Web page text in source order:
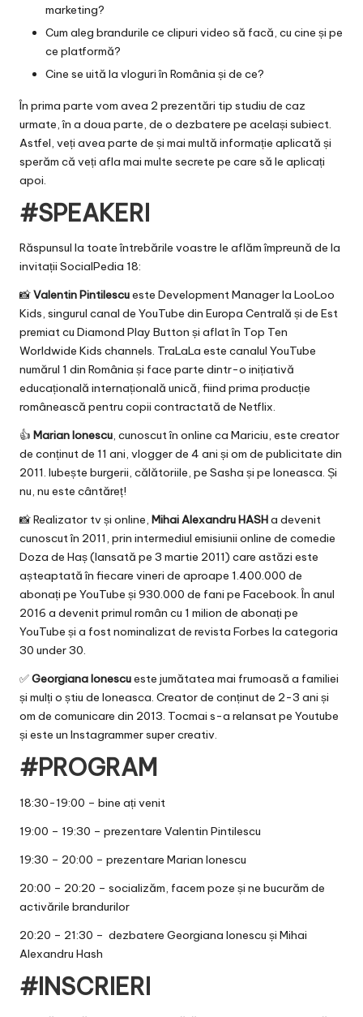
marketing?
Cum aleg brandurile ce clipuri video să facă, cu cine și pe
ce platformă?
Cine se uită la vloguri în România și de ce?
În prima parte vom avea 2 prezentări tip studiu de caz
urmate, în a doua parte, de o dezbatere pe același subiect.
Astfel, veți avea parte de și mai multă informație aplicată și
sperăm că veți afla mai multe secrete pe care să le aplicați
apoi.
#SPEAKERI
Răspunsul la toate întrebările voastre le aflăm împreună de la
invitații SocialPedia 18:
📸Valentin Pintilescueste Development Manager la LooLoo
Kids, singurul canal de YouTube din Europa Centrală și de Est
premiat cu Diamond Play Button și aflat în Top Ten
Worldwide Kids channels. TraLaLa este canalul YouTube
numărul 1 din România și face parte dintr-o inițiativă
educațională internațională unică, fiind prima producție
românească pentru copii contractată de Netflix.
👍 Marian Ionescu, cunoscut în online ca Mariciu, este creator
de conținut de 11 ani, vlogger de 4 ani și om de publicitate din
2011. Iubește burgerii, călătoriile, pe Sasha și pe Ioneasca. Și
nu, nu este cântăreț!
📸 Realizator tv și online, Mihai Alexandru HASHa devenit
cunoscut în 2011, prin intermediul emisiunii online de comedie
Doza de Haș (lansată pe 3 martie 2011) care astăzi este
așteaptată în fiecare vineri de aproape 1.400.000 de
abonați pe YouTube și 930.000 de fani pe Facebook. În anul
2016 a devenit primul român cu 1 milion de abonați pe
YouTube și a fost nominalizat de revista Forbes la categoria
30 under 30.
✅Georgiana Ionescueste jumătatea mai frumoasă a familiei
și mulți o știu de Ioneasca. Creator de conținut de 2-3 ani și
om de comunicare din 2013. Tocmai s-a relansat pe Youtube
și este un Instagrammer super creativ.
#PROGRAM
18:30-19:00 – bine ați venit
19:00 – 19:30 – prezentare Valentin Pintilescu
19:30 – 20:00 – prezentare Marian Ionescu
20:00 – 20:20 – socializăm, facem poze și ne bucurăm de
activările brandurilor
20:20 – 21:30 – dezbatere Georgiana Ionescu și Mihai
Alexandru Hash
#INSCRIERI